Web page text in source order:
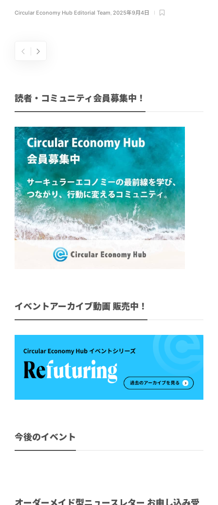
Circular Economy Hub Editorial Team, 2025年9月4日
読者・コミュニティ会員募集中！
イベントアーカイブ動画 販売中！
今後のイベント